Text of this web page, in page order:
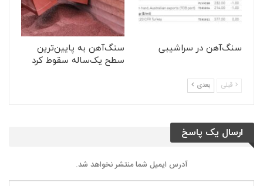
سنگ‌آهن در سراشیبی
سنگ‌آهن به پایین‌ترین
سطح یک‌ساله سقوط کرد
قبلی بعدی
ارسال یک پاسخ
آدرس ایمیل شما منتشر نخواهد شد.